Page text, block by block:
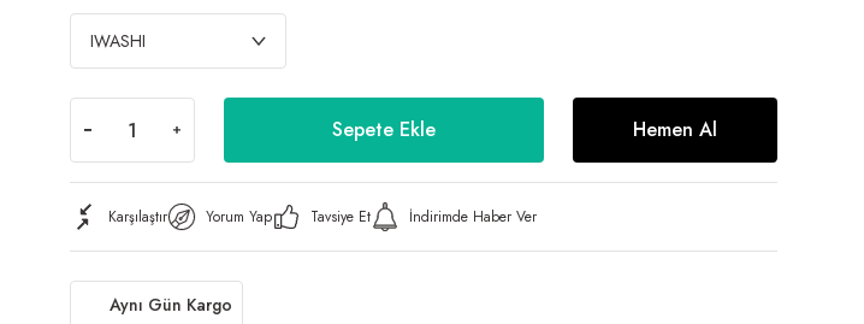
Sepete Ekle Hemen Al
Karşılaştır Yorum Yap Tavsiye Et İndirimde Haber Ver
Aynı Gün Kargo